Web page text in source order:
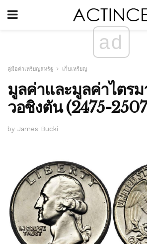
ad
คู่มือค่าเหรียญสหรัฐ เก็บเหรียญ
มูลค่าและมูลค่าไตร
วอชิงตัน (2475-
by James Bucki